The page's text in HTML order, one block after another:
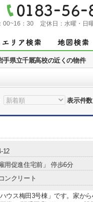
00~16：30 定休日： 水曜・日
手県立千厩高校の近くの物件
表示件数
12
用促進住宅前」 停歩6分
ンクリート
ウス梅田3号棟」です。家から